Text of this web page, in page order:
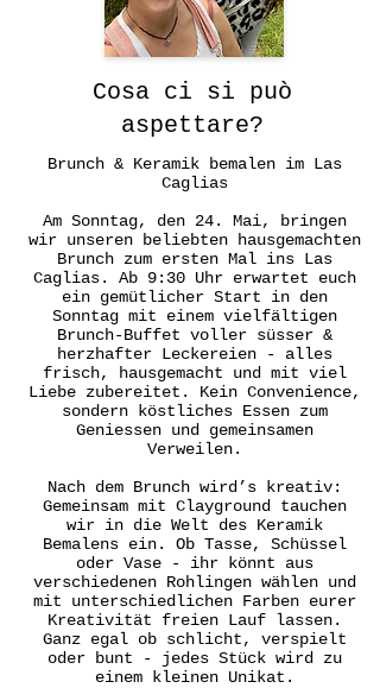
Cosa ci si può
aspettare?
Brunch & Keramik bemalen im Las
Caglias
Am Sonntag, den 24. Mai, bringen
wir unseren beliebten hausgemachten
Brunch zum ersten Mal ins Las
Caglias. Ab 9:30 Uhr erwartet euch
ein gemütlicher Start in den
Sonntag mit einem vielfältigen
Brunch-Buffet voller süsser &
herzhafter Leckereien - alles
frisch, hausgemacht und mit viel
Liebe zubereitet. Kein Convenience,
sondern köstliches Essen zum
Geniessen und gemeinsamen
Verweilen.
Nach dem Brunch wird’s kreativ:
Gemeinsam mit Clayground tauchen
wir in die Welt des Keramik
Bemalens ein. Ob Tasse, Schüssel
oder Vase - ihr könnt aus
verschiedenen Rohlingen wählen und
mit unterschiedlichen Farben eurer
Kreativität freien Lauf lassen.
Ganz egal ob schlicht, verspielt
oder bunt - jedes Stück wird zu
einem kleinen Unikat.